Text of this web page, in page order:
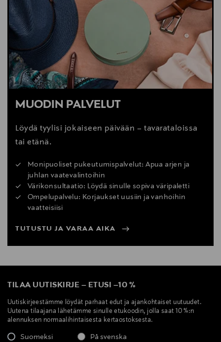
MUODIN PALVELUT
Löydä tyylisi jokaiseen päivään – tavarataloissa
tai etänä.
Monipuoliset pukeutumispalvelut: Apua arjen ja
juhlan vaatevalintoihin
Värikonsultaatio: Löydä sinulle sopiva väripaletti
Ompelupalvelu: Korjaukset uusiin ja vanhoihin
vaatteisiisi
TUTUSTU JA VARAA AIKA
TILAA UUTISKIRJE – ETUSI –10 %
Uutiskirjeestämme löydät parhaat edut ja ajankohtaiset uutuudet.
Uutena tilaajana lähetämme sinulle etukoodin, jolla saat 10 %:n
alennuksen normaalihintaisesta kertaostoksesta.
Suomeksi På svenska